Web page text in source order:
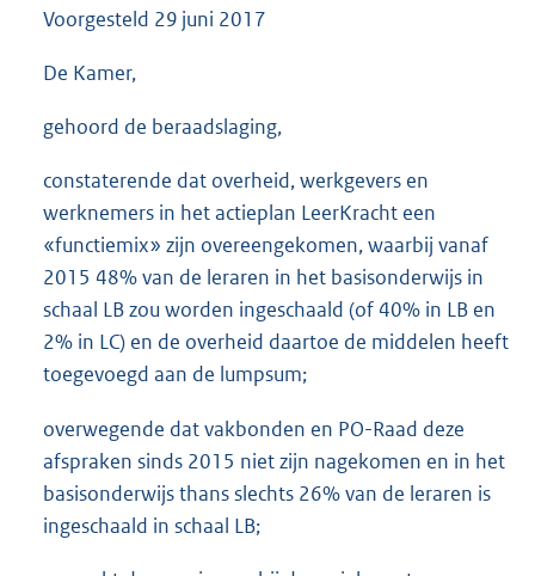
Voorgesteld 29 juni 2017
De Kamer,
gehoord de beraadslaging,
constaterende dat overheid, werkgevers en
werknemers in het actieplan LeerKracht een
«functiemix» zijn overeengekomen, waarbij vanaf
2015 48% van de leraren in het basisonderwijs in
schaal LB zou worden ingeschaald (of 40% in LB en
2% in LC) en de overheid daartoe de middelen heeft
toegevoegd aan de lumpsum;
overwegende dat vakbonden en PO-Raad deze
afspraken sinds 2015 niet zijn nagekomen en in het
basisonderwijs thans slechts 26% van de leraren is
ingeschaald in schaal LB;